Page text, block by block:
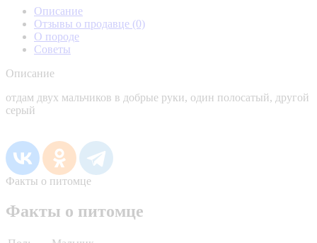
Описание
Отзывы о продавце (0)
О породе
Советы
Описание
отдам двух мальчиков в добрые руки, один полосатый, другой
серый
Факты о питомце
Факты о питомце